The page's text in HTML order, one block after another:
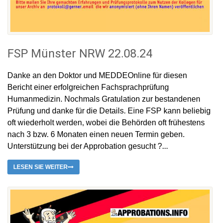
FSP Münster NRW 22.08.24
Danke an den Doktor und MEDDEOnline für diesen
Bericht einer erfolgreichen Fachsprachprüfung
Humanmedizin. Nochmals Gratulation zur bestandenen
Prüfung und danke für die Details. Eine FSP kann beliebig
oft wiederholt werden, wobei die Behörden oft frühestens
nach 3 bzw. 6 Monaten einen neuen Termin geben.
Unterstützung bei der Approbation gesucht ?...
LESEN SIE WEITER